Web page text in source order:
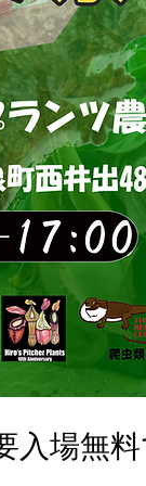
入場無